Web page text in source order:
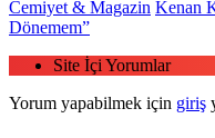
Cemiyet & Magazin Kenan
Dönemem”
Site İçi Yorumlar
Yorum yapabilmek için giriş